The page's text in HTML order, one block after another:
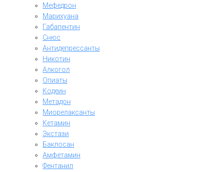
Мефедрон
Марихуана
Габапентин
Снюс
Антидепрессанты
Никотин
Алкогол
Опиаты
Кодеин
Метадон
Миорелаксанты
Кетамин
Экстази
Баклосан
Амфетамин
Фентанил